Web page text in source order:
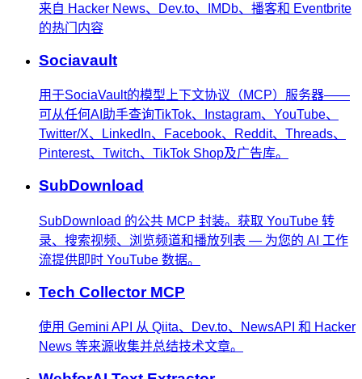
来自 Hacker News、Dev.to、IMDb、播客和 Eventbrite
的热门内容
Sociavault
用于SociaVault的模型上下文协议（MCP）服务器——
可从任何AI助手查询TikTok、Instagram、YouTube、
Twitter/X、LinkedIn、Facebook、Reddit、Threads、
Pinterest、Twitch、TikTok Shop及广告库。
SubDownload
SubDownload 的公共 MCP 封装。获取 YouTube 转
录、搜索视频、浏览频道和播放列表 — 为您的 AI 工作
流提供即时 YouTube 数据。
Tech Collector MCP
使用 Gemini API 从 Qiita、Dev.to、NewsAPI 和 Hacker
News 等来源收集并总结技术文章。